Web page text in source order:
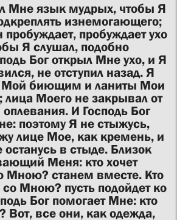
Мне язык мудрых, чтобы Я
изнемогающего;
пробуждает, пробуждает ухо
Я слушал, подобно
Бог открыл Мне ухо, и Я
не отступил назад. Я
Мой биющим и ланиты Мои
Моего не закрывал от
оплевания. И Господь Бог
поэтому Я не стыжусь,
лице Мое, как кремень, и
останусь в стыде. Близок
Меня: кто хочет
Мною? станем вместе. Кто
со Мною? пусть подойдет ко
Бог помогает Мне: кто
Вот, все они, как одежда,